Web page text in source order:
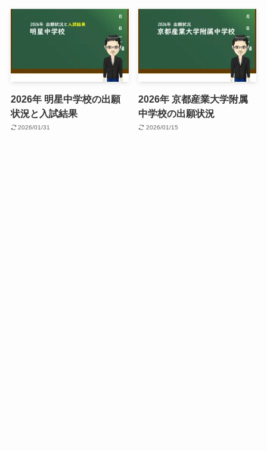
2026年 明星中学校の出願
状況と入試結果
2026/01/31
2026年 京都産業大学附属
中学校の出願状況
2026/01/15